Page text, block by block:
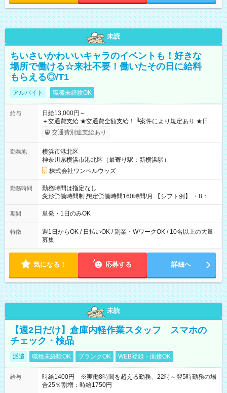
未読
ちいさいかわいいキャラのイベントも！好きな
場所で働ける☆来社不要！働いたその日に給料
もらえる◎/T1
アルバイト 職種未経験OK
給与
日給13,000円～
＋交通費支給 ★交通費全額支給！ ┗案件により規定あり ★日払
いOK！（規定あり） ┗働いたその日に現金GET♪ お仕事後はコ
ンビニATMから 日払い分を引き落とせます！ 【試用期間】試
交通費別途支給あり
勤務地
横浜市港北区
神奈川県横浜市港北区（最寄り駅：新横浜駅）
株式会社ワンベルウッズ
勤務時間
勤務時間は指定なし
変形労働時間制 想定労働時間160時間/月 【シフト例】 ・8：00
～21：00
期間 単発・1日のみOK
特徴
週1日からOK / 日払いOK / 副業・WワークOK / 10名以上の大量
募集
気になる！ 応募する 詳細へ
未読
【週2日だけ】倉庫内軽作業スタッフ スマホの
チェック・検品
派遣 職種未経験OK ブランクOK WEB登録・面接OK
給与
時給1400円 ※実働8時間を超える勤務、22時～翌5時勤務の場
合25％割増：時給1750円